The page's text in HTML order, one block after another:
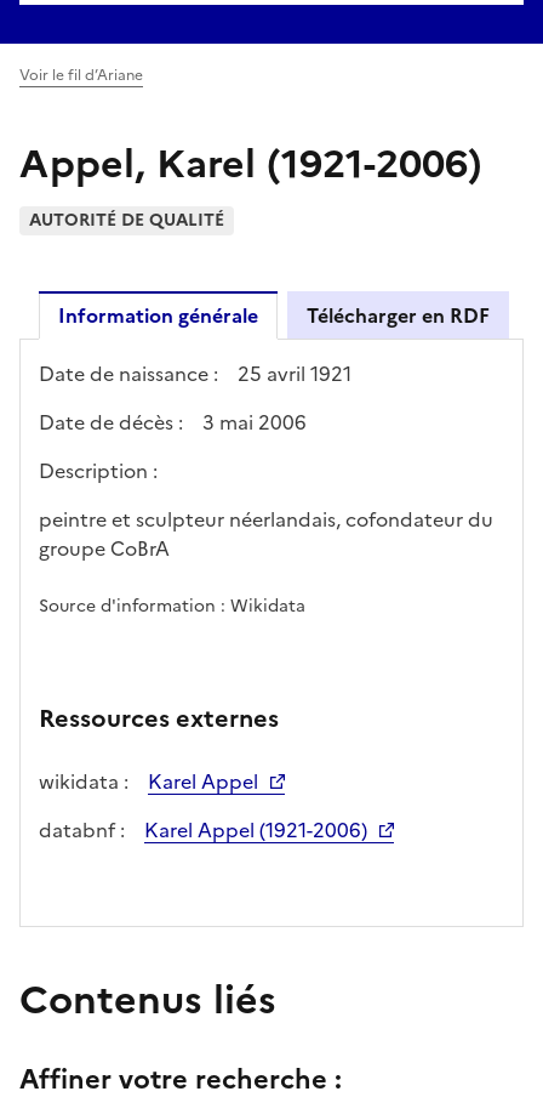
Voir le fil d’Ariane
Appel, Karel (1921-2006)
AUTORITÉ DE QUALITÉ
Information générale
Télécharger en RDF
Date de naissance :
25 avril 1921
Date de décès :
3 mai 2006
Description :
peintre et sculpteur néerlandais, cofondateur du
groupe CoBrA
Source d'information : Wikidata
Ressources externes
wikidata :
Karel Appel
databnf :
Karel Appel (1921-2006)
Contenus liés
Affiner votre recherche :